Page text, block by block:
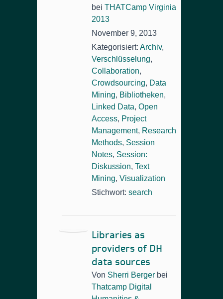
bei THATCamp Virginia
2013
November 9, 2013
Kategorisiert: Archiv,
Verschlüsselung,
Collaboration,
Crowdsourcing, Data
Mining, Bibliotheken,
Linked Data, Open
Access, Project
Management, Research
Methods, Session
Notes, Session:
Diskussion, Text
Mining, Visualization
Stichwort: search
Libraries as
providers of DH
data sources
Von Sherri Berger bei
Thatcamp Digital